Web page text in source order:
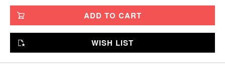
SKINNY
90 41.9 34 67
21.5
FAT
96 43.6
JUMBO
104 45.7 36 70.5 23.5
ADD TO CART
WISH LIST